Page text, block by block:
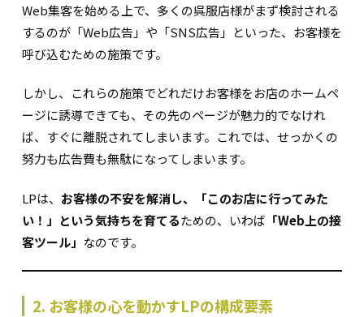
Web集客を始める上で、多くの呉服店様がまず検討される
するのが「Web広告」や「SNS広告」といった、お客様を
呼び込むための施策です。
しかし、これらの施策でどれだけお客様をお店のホームペ
ージに誘導できても、その先のページが魅力的でなけれ
ば、すぐに離脱されてしまいます。これでは、せっかくの
努力も広告費も無駄になってしまいます。
LPは、 お客様の不安を解消し、「このお店に行ってみた
い！」という気持ちを育てるための、いわば 「Web上の接
客ツール」 なのです。
2. お客様の心を動かすLPの構成要素